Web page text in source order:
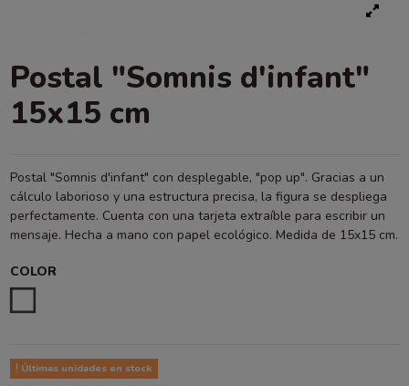
Postal "Somnis d'infant"
15x15 cm
Postal "Somnis d'infant" con desplegable, "pop up". Gracias a un
cálculo laborioso y una estructura precisa, la figura se despliega
perfectamente. Cuenta con una tarjeta extraíble para escribir un
mensaje. Hecha a mano con papel ecológico. Medida de 15x15 cm.
COLOR
Últimas unidades en stock